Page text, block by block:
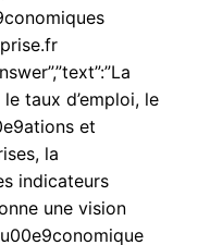
taux d’emploi, le
et
la
indicateurs
une vision